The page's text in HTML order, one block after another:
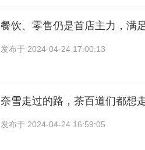
餐饮、零售仍是首店主力，满
发布于 2024-04-24 17:00:13
奈雪走过的路，茶百道们都想
发布于 2024-04-24 16:59:05